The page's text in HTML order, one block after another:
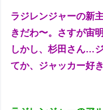
ラジレンジャーの新
きだわ〜。さすが宙明
しかし、杉田さん…
てか、ジャッカー好